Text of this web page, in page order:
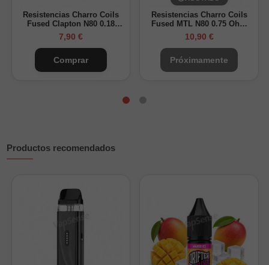
Resistencias Charro Coils
Fused Clapton N80 0.18
Ohm Dual Pack de 2
7,90 €
Comprar
Resistencias Charro Coils
Fused MTL N80 0.75 Ohm
Single Pack de 2
10,90 €
Próximamente
Productos recomendados